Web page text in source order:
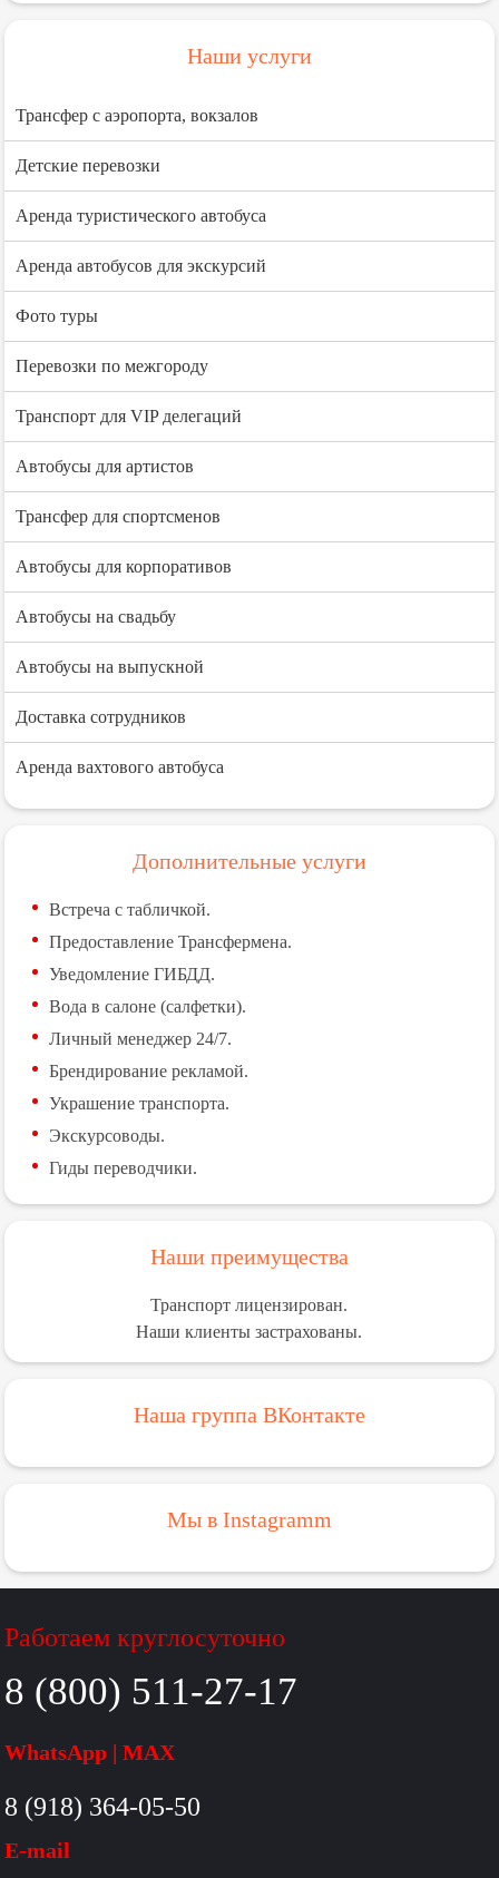
Наши услуги
Трансфер с аэропорта, вокзалов
Детские перевозки
Аренда туристического автобуса
Аренда автобусов для экскурсий
Фото туры
Перевозки по межгороду
Транспорт для VIP делегаций
Автобусы для артистов
Трансфер для спортсменов
Автобусы для корпоративов
Автобусы на свадьбу
Автобусы на выпускной
Доставка сотрудников
Аренда вахтового автобуса
Дополнительные услуги
Встреча с табличкой.
Предоставление Трансфермена.
Уведомление ГИБДД.
Вода в салоне (салфетки).
Личный менеджер 24/7.
Брендирование рекламой.
Украшение транспорта.
Экскурсоводы.
Гиды переводчики.
Наши преимущества
Транспорт лицензирован.
Наши клиенты застрахованы.
Наша группа ВКонтакте
Мы в Instagramm
Работаем круглосуточно
8 (800) 511-27-17
WhatsApp | MAX
8 (918) 364-05-50
E-mail